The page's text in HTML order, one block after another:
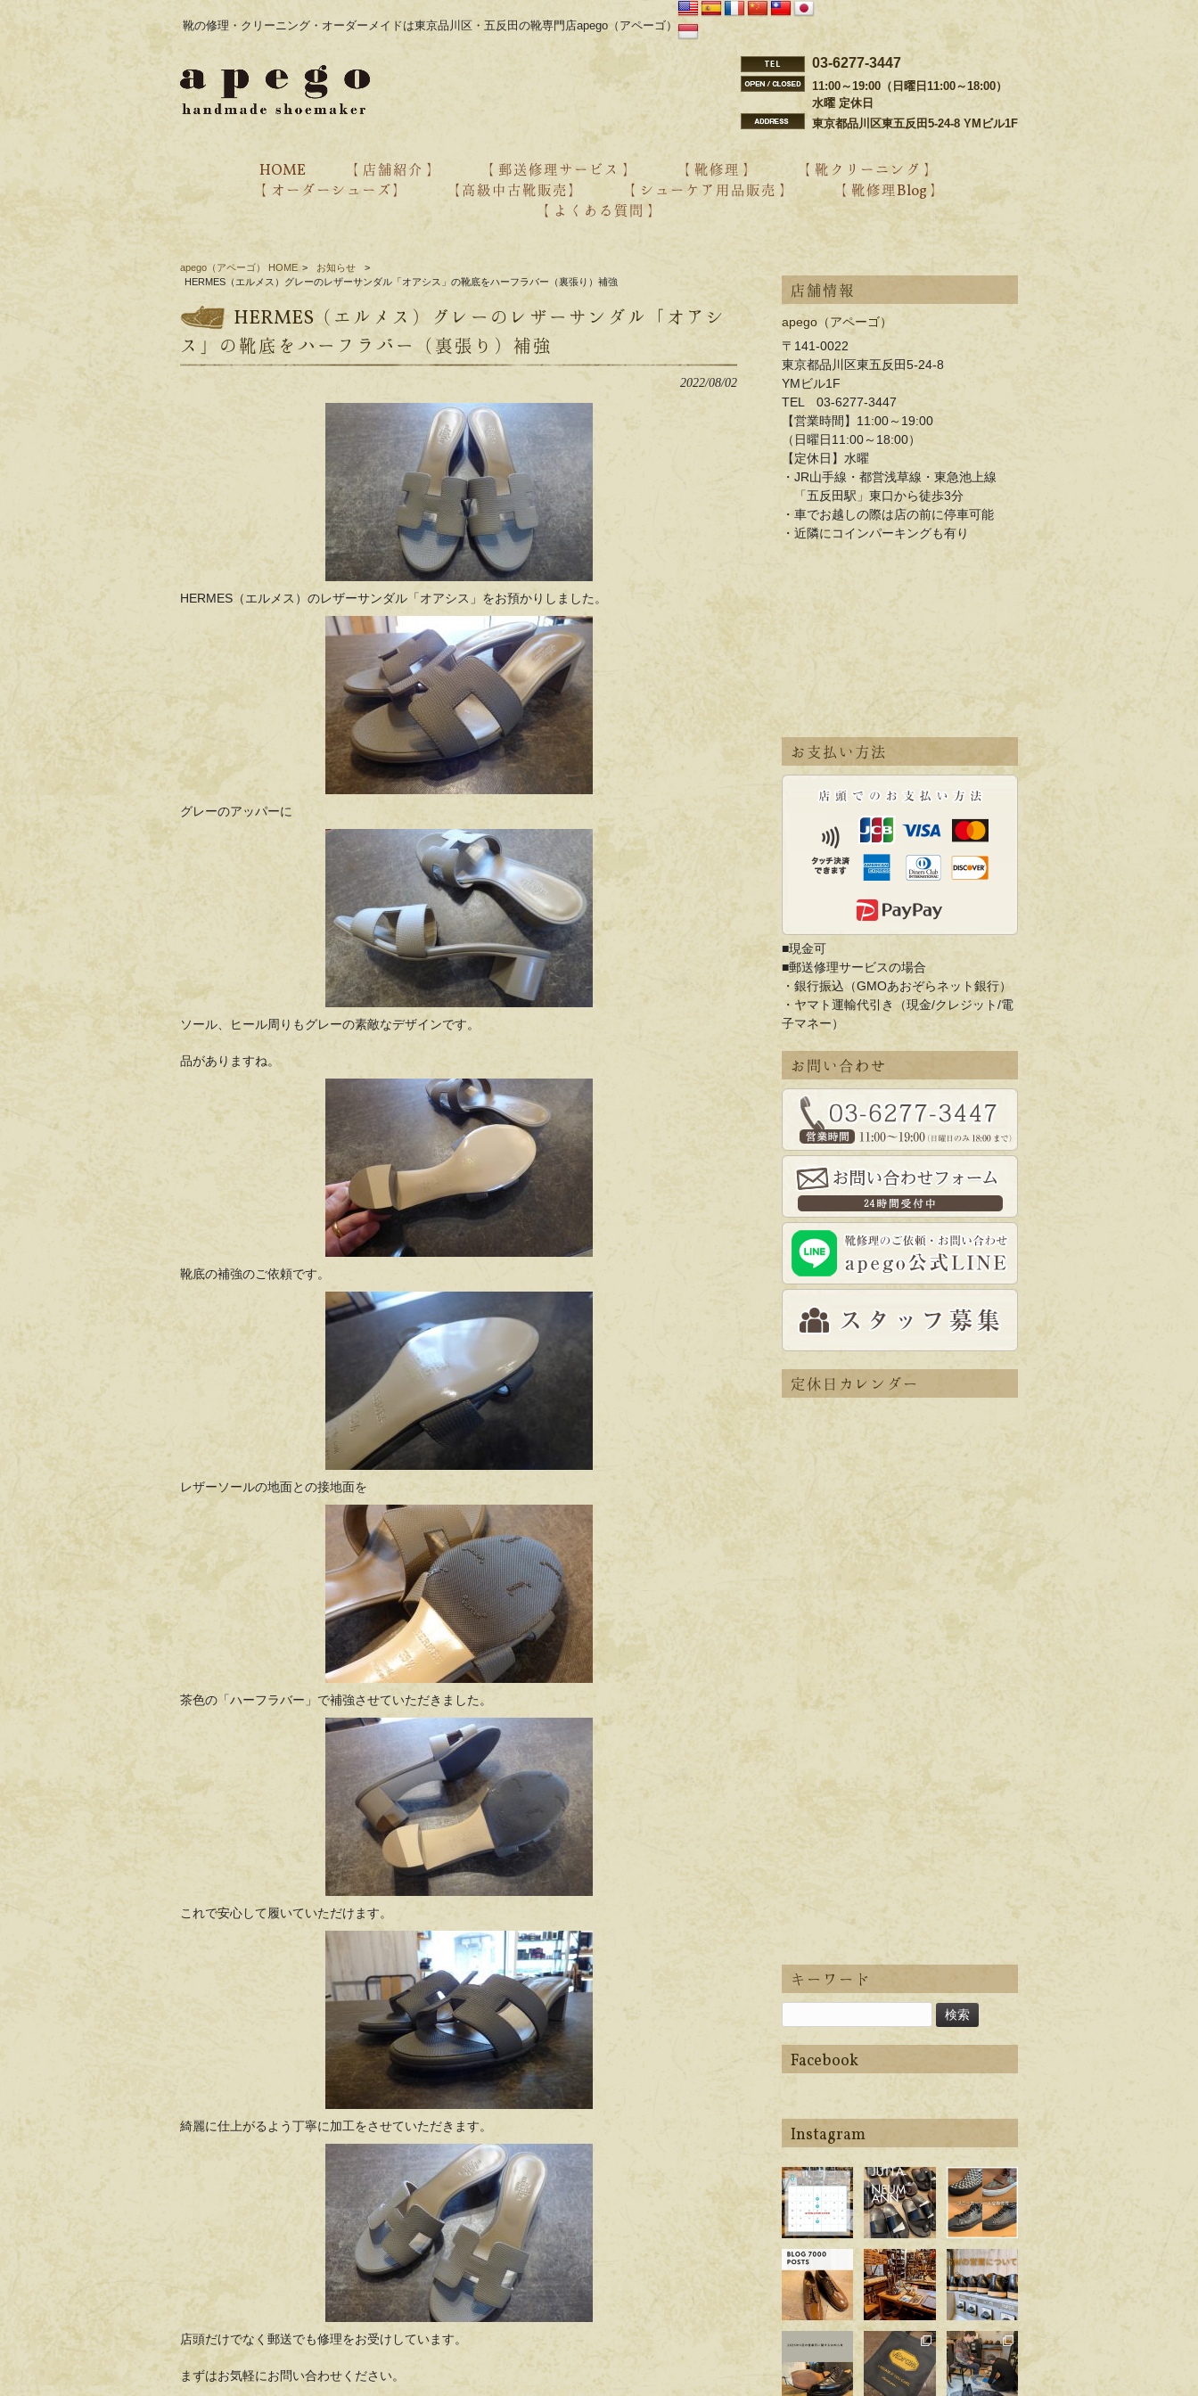
靴の修理・クリーニング・オーダーメイドは東京品川区・五反田の靴専門店apego（アペーゴ）
03-6277-3447
11:00～19:00（日曜日11:00～18:00）
水曜 定休日
東京都品川区東五反田5-24-8 YMビル1F
HOME 【 店舗紹介 】 【 郵送修理サービス 】 【 靴修理 】
【 靴クリーニング 】
【 オーダーシューズ】
・aestas オーダー紹介
・YONCA オーダー紹介
【高級中古靴販売】 【 シューケア用品販売 】 【 靴修理Blog 】
・靴ブランド別の修理事例
・過去の靴修理ブログ
・過去のクリーニングブログ
【 よくある質問 】
apego（アペーゴ） HOME > お知らせ
>
HERMES（エルメス）グレーのレザーサンダル「オアシス」の靴底をハーフラバー（裏張り）補強
HERMES（エルメス）グレーのレザーサンダル「オアシ
ス」の靴底をハーフラバー（裏張り）補強
2022/08/02
HERMES（エルメス）のレザーサンダル「オアシス」をお預かりしました。
グレーのアッパーに
ソール、ヒール周りもグレーの素敵なデザインです。
品がありますね。
靴底の補強のご依頼です。
レザーソールの地面との接地面を
茶色の「ハーフラバー」で補強させていただきました。
これで安心して履いていただけます。
綺麗に仕上がるよう丁寧に加工をさせていただきます。
店頭だけでなく郵送でも修理をお受けしています。
まずはお気軽にお問い合わせください。
店舗情報
apego（アペーゴ）
〒141-0022
東京都品川区東五反田5-24-8
YMビル1F
TEL 03-6277-3447
【営業時間】11:00～19:00
（日曜日11:00～18:00）
【定休日】水曜
・JR山手線・都営浅草線・東急池上線
「五反田駅」東口から徒歩3分
・車でお越しの際は店の前に停車可能
・近隣にコインパーキングも有り
お支払い方法
■現金可
■郵送修理サービスの場合
・銀行振込（GMOあおぞらネット銀行）
・ヤマト運輸代引き（現金/クレジット/電
子マネー）
お問い合わせ
定休日カレンダー
キーワード
Facebook
Instagram
apego_handma
de_shoemaker
8月 6
apego_handma
de_shoemaker
7月 5
apego_handma
de_shoemaker
6月 29
apego_handma
de_shoemaker
6月 22
apego_handma
de_shoemaker
6月 2
apego_handma
de_shoemaker
4月 25
apego_handma
4月 1
apego_handma
de_shoemaker
3月 14
apego_handma
de_shoemaker
2月 21